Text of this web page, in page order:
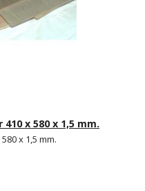
x 580 x 1,5 mm.
x 1,5 mm.